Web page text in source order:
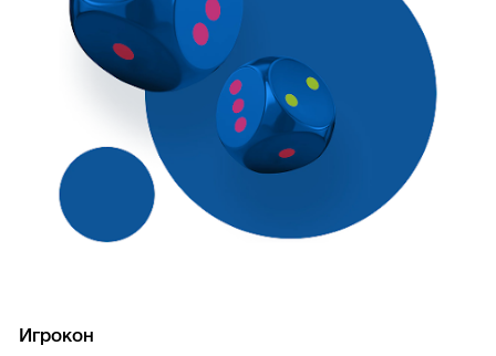
Игрокон